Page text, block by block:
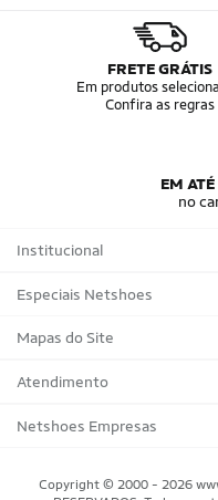
FRETE GRÁTIS
Em produtos
Confira as regras
EM
no
Institucional
Sobre a Netshoes
Política de Privacidade
Programa de Afiliados
Regulamentos
Especiais Netshoes
Suplementos
Corrida
Bicicletas
Mapas do Site
Marcas
Tipos de Produtos
Atendimento
Trocas e devoluções
Netshoes Empresas
Copyright © 2000 - 2026